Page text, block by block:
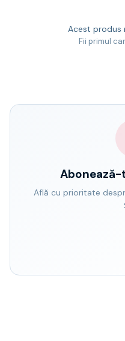
Acest produs
Fii primul
Află cu prioritate